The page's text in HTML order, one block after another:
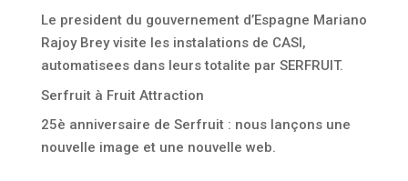
Le president du gouvernement d’Espagne Mariano
Rajoy Brey visite les instalations de CASI,
automatisees dans leurs totalite par SERFRUIT.
Serfruit à Fruit Attraction
25è anniversaire de Serfruit : nous lançons une
nouvelle image et une nouvelle web.